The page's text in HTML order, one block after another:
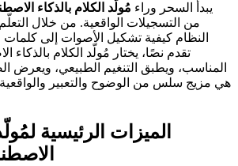
يبدأ السحر وراء مُولّد الكلام بالذكاء
من التسجيلات الواقعية. من خلال
النظام كيفية تشكيل الأصوات إلى
تقدم نصًا، يختار مُولّد الكلام
المناسب، ويطبق التنغيم الطبيعي، ويعرض
هي مزيج سلس من الوضوح والتعبير
الميزات الرئيسية